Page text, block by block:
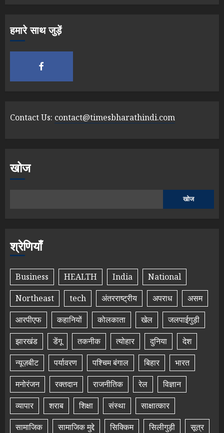
हमारे साथ जुड़ें
Contact Us: contact@timesbharathindi.com
खोज
खोज
श्रेणियाँ
Business HEALTH India
National
Northeast
tech अंतरराष्ट्रीय अपराध
असम
आरपीएफ
कहानियों कोलकाता खेल
जलपाईगुड़ी
झारखंड
डेंगू तकनीक त्योहार दुनिया
देश
न्यूज़बीट
पर्यावरण पश्चिम बंगाल बिहार
भारत
मनोरंजन
रक्तदान राजनीतिक रेल
विज्ञान
व्यापार
शराब शिक्षा संस्था
साक्षात्कार
सामाजिक
सामाजिक मुद्दे सिक्किम सिलीगुड़ी सूत्र